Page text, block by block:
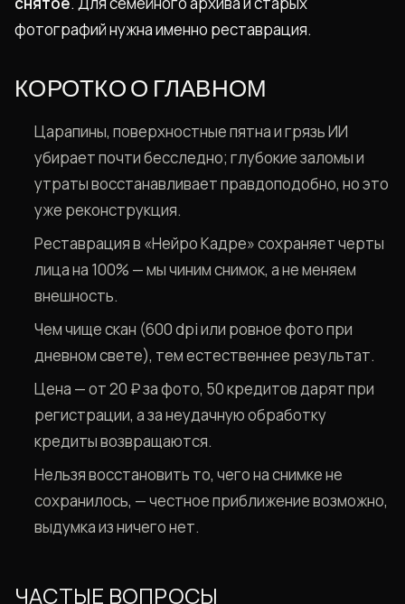
фотографий нужна именно реставрация.
КОРОТКО О ГЛАВНОМ
Царапины, поверхностные пятна и грязь ИИ
убирает почти бесследно; глубокие заломы и
утраты восстанавливает правдоподобно, но это
уже реконструкция.
Реставрация в «Нейро Кадре» сохраняет черты
лица на 100% — мы чиним снимок, а не меняем
внешность.
Чем чище скан (600 dpi или ровное фото при
дневном свете), тем естественнее результат.
Цена — от 20 ₽ за фото, 50 кредитов дарят при
регистрации, а за неудачную обработку
кредиты возвращаются.
Нельзя восстановить то, чего на снимке не
сохранилось, — честное приближение возможно,
выдумка из ничего нет.
ЧАСТЫЕ ВОПРОСЫ